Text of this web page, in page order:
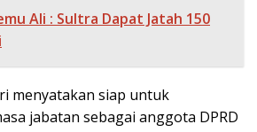
Ali : Sultra Dapat Jatah 150
menyatakan siap untuk
jabatan sebagai anggota DPRD